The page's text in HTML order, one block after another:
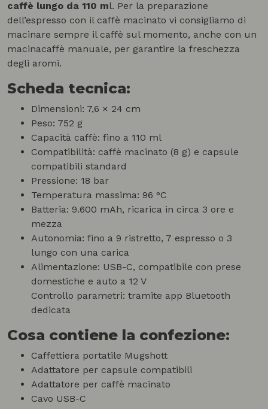
caffè lungo da 110 ml. Per la preparazione
dell’espresso con il caffè macinato vi consigliamo di
macinare sempre il caffè sul momento, anche con un
macinacaffè manuale, per garantire la freschezza
degli aromi.
Scheda tecnica:
Dimensioni: 7,6 × 24 cm
Peso: 752 g
Capacità caffè: fino a 110 ml
Compatibilità: caffè macinato (8 g) e capsule
compatibili standard
Pressione: 18 bar
Temperatura massima: 96 °C
Batteria: 9.600 mAh, ricarica in circa 3 ore e
mezza
Autonomia: fino a 9 ristretto, 7 espresso o 3
lungo con una carica
Alimentazione: USB-C, compatibile con prese
domestiche e auto a 12 V
Controllo parametri: tramite app Bluetooth
dedicata
Cosa contiene la confezione:
Caffettiera portatile Mugshott
Adattatore per capsule compatibili
Adattatore per caffè macinato
Cavo USB-C